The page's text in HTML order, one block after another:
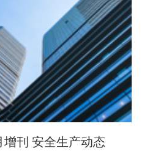
增刊 安全生产动态